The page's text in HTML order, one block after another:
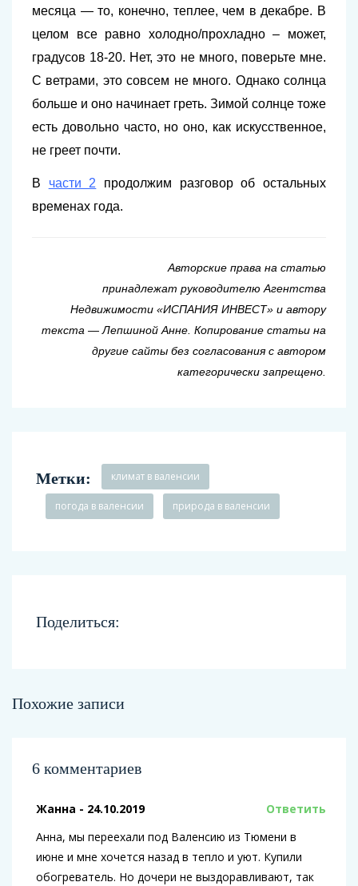
месяца — то, конечно, теплее, чем в декабре. В
целом все равно холодно/прохладно – может,
градусов 18-20. Нет, это не много, поверьте мне.
С ветрами, это совсем не много. Однако солнца
больше и оно начинает греть. Зимой солнце тоже
есть довольно часто, но оно, как искусственное,
не греет почти.
В части 2 продолжим разговор об остальных
временах года.
Авторские права на статью
принадлежат руководителю Агентства
Недвижимости «ИСПАНИЯ ИНВЕСТ» и автору
текста — Лепшиной Анне. Копирование статьи на
другие сайты без согласования с автором
категорически запрещено.
Метки: климат в валенсии
погода в валенсии природа в валенсии
Поделиться:
Похожие записи
6 комментариев
Жанна - 24.10.2019
Ответить
Анна, мы переехали под Валенсию из Тюмени в
июне и мне хочется назад в тепло и уют. Купили
обогреватель. Но дочери не выздоравливают, так